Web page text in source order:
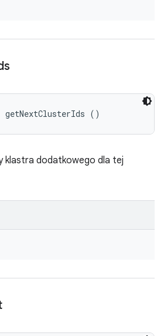
getNextClusterIds ()
klastra dodatkowego dla tej